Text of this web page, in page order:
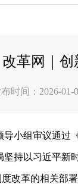
改革网｜
时间：2026-01-
导小组审议通
持以习近平
改革的相关部